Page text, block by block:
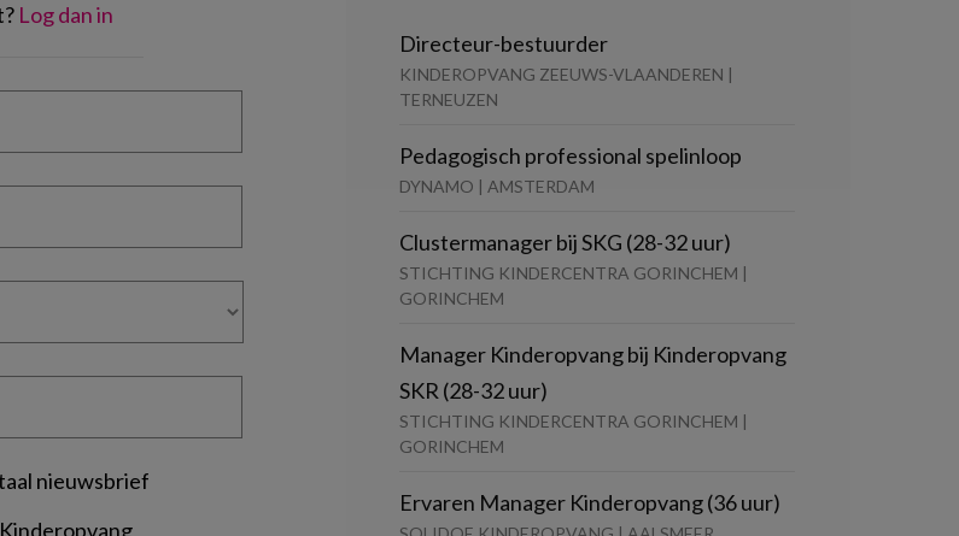
Log dan in
nieuwsbrief
Directeur-bestuurder
KINDEROPVANG ZEEUWS-VLAANDEREN |
TERNEUZEN
Pedagogisch professional spelinloop
DYNAMO | AMSTERDAM
Clustermanager bij SKG (28-32 uur)
STICHTING KINDERCENTRA GORINCHEM |
GORINCHEM
Manager Kinderopvang bij Kinderopvang
SKR (28-32 uur)
STICHTING KINDERCENTRA GORINCHEM |
GORINCHEM
Ervaren Manager Kinderopvang (36 uur)